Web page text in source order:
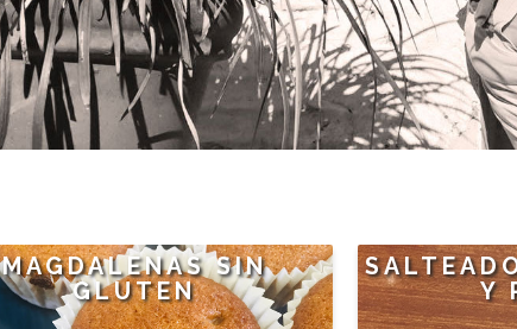
MAGDALENAS SIN
GLUTEN
Y